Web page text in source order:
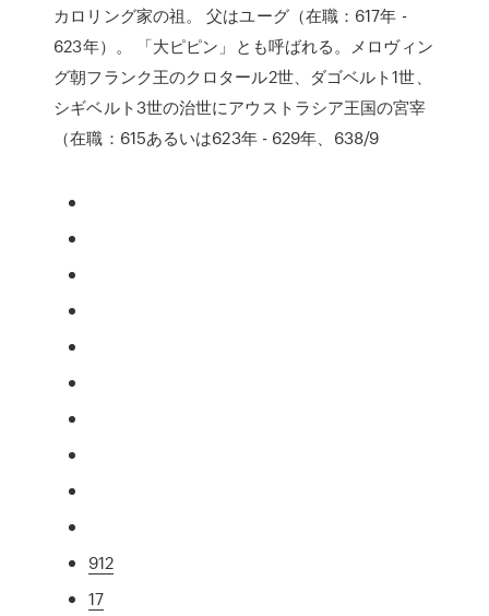
カロリング家の祖。 父はユーグ（在職：617年 -
623年）。 「大ピピン」とも呼ばれる。メロヴィン
グ朝フランク王のクロタール2世、ダゴベルト1世、
シギベルト3世の治世にアウストラシア王国の宮宰
（在職：615あるいは623年 - 629年、638/9
912
17